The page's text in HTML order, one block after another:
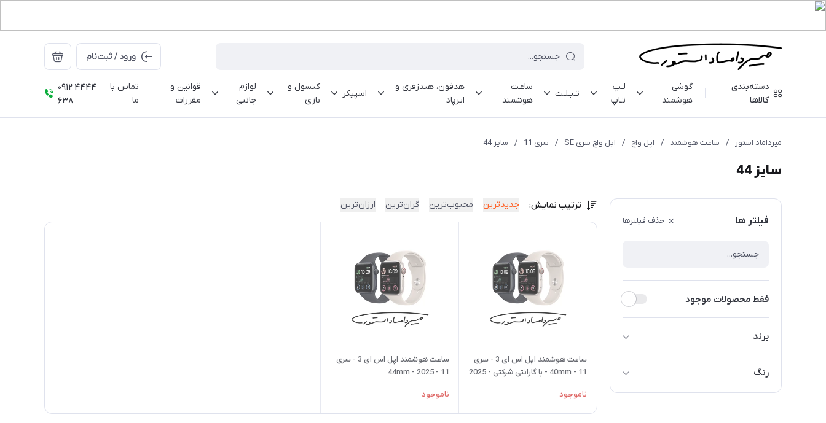
ورود / ثبت‌نام
دسته‌بندی
کالاها
گوشی
هوشمند
لـپ
تـاپ
تـبـلـت
ساعت
هوشمند
هدفون، هندزفری و
ایرپاد
اسپیکر
کنسول و
بازی
لوازم
جانبی
قوانین و
مقررات
تماس با
ما
0912 4444
638
میرداماد استور / ساعت هوشمند / اپل واچ / اپل واچ سری SE / سری 11 / سایز 44
سایز 44
فیلتر ها حذف فیلترها
فقط محصولات موجود
برند
رنگ
مشکی
ترتیب نمایش: جدیدترین محبوب‌ترین گران‌ترین ارزان‌ترین
ساعت هوشمند اپل اس ای 3 - سری
11 - 40mm - با گارانتی شرکتی - 2025
ناموجود
ساعت هوشمند اپل اس ای 3 - سری
11 - 44mm - 2025
ناموجود